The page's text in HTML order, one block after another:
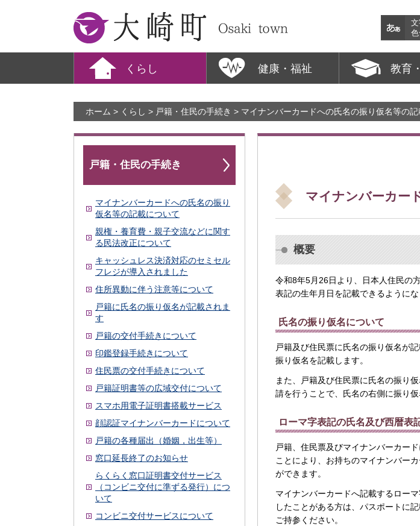
大崎町
文
色
くらし 健康・福祉 教育
ホーム > くらし > 戸籍・住民の手続き > マイナンバーカードへの氏名の振り仮名等の記
戸籍・住民の手続き
マイナンバーカードへの氏名の振り
仮名等の記載について
親権・養育費・親子交流などに関す
る民法改正について
キャッシュレス決済対応のセミセル
フレジが導入されました
住所異動に伴う注意等について
戸籍に氏名の振り仮名が記載されま
す
戸籍の交付手続きについて
印鑑登録手続きについて
住民票の交付手続きについて
戸籍証明書等の広域交付について
スマホ用電子証明書搭載サービス
顔認証マイナンバーカードについて
戸籍の各種届出（婚姻，出生等）
窓口延長終了のお知らせ
らくらく窓口証明書交付サービス
（コンビニ交付に準ずる発行）につ
いて
コンビニ交付サービスについて
マイナンバーカー
概要
令和8年5月26日より、日本人住民の
表記の生年月日を記載できるようにな
氏名の振り仮名について
戸籍及び住民票に氏名の振り仮名が
振り仮名を記載します。
また、戸籍及び住民票に氏名の振り
請を行うことで、氏名の右側に振り
ローマ字表記の氏名及び西暦表
戸籍、住民票及びマイナンバーカー
ことにより、お持ちのマイナンバー
ができます。
マイナンバーカードへ記載するロー
したことがある方は、パスポートに
ご持参ください。